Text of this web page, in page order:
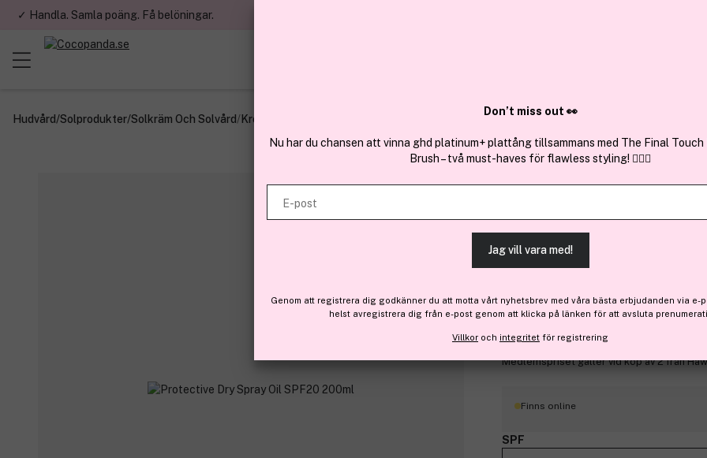
✓ Handla. Samla poäng. Få belöningar.
✓ Över 1,5
Hudvård/Solprodukter/Solkräm Och Solvård/Kropp
Protective Dry Spray Oil
Medlemspris:
123 kr
164 kr
Medlemspriset gäller vid köp av 2 från
Finns online
SPF
Don’t miss out 👀
Nu har du chansen att vinna ghd platinum+ plattång tillsammans med The Final
Brush – två must-haves för flawless styling! 💇‍♀️✨
E-post
Jag vill vara med!
Genom att registrera dig godkänner du att motta vårt nyhetsbrev med våra bästa erbjudanden via e-
helst avregistrera dig från e-post genom att klicka på länken för att avsluta
Villkor och integritet för registrering